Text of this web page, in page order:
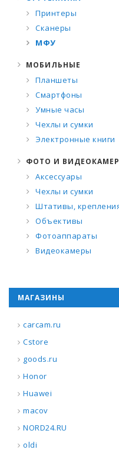
Принтеры
Сканеры
МФУ
МОБИЛЬНЫЕ
Планшеты
Смартфоны
Умные часы
Чехлы и сумки
Электронные книги
ФОТО И
Аксессуары
Чехлы и сумки
Штативы,
Объективы
Фотоаппараты
Видеокамеры
МАГАЗИНЫ
carcam.ru
Cstore
goods.ru
Honor
Huawei
macov
NORD24.RU
oldi